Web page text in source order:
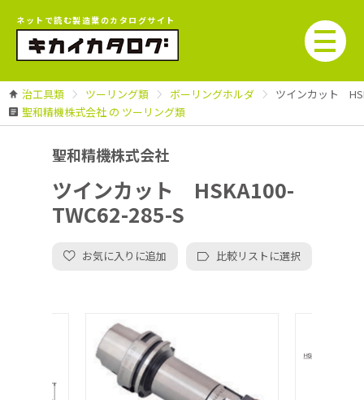
ネットで読む製造業のカタログサイト
治工具類 ツーリング類 ボーリングホルダ
ツインカット
聖和精機株式会社 の ツーリング類
聖和精機株式会社
ツインカット HSKA100-
TWC62-285-S
お気に入りに追加 比較リストに選択